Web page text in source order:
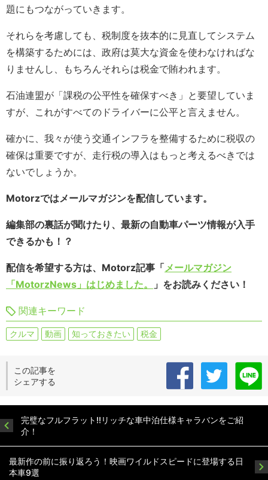
題にもつながっていきます。
それらを考慮しても、税制度を抜本的に見直してシステム
を構築するためには、政府は莫大な資金を使わなければな
りませんし、もちろんそれらは税金で賄われます。
石油連盟が「課税の公平性を確保すべき」と要望していま
すが、これがすべてのドライバーに公平と言えません。
確かに、我々が使う交通インフラを整備するために税収の
確保は重要ですが、走行税の導入はもっと考えるべきでは
ないでしょうか。
Motorzではメールマガジンを配信しています。
編集部の裏話が聞けたり、最新の自動車パーツ情報が入手
できるかも！？
配信を希望する方は、Motorz記事「メールマガジン
「MotorzNews」はじめました。
」をお読みください！
関連キーワード
クルマ 動画 知っておきたい 税金
この記事を
シェアする
完璧なフルフラット!!リッチな車中泊仕様キャラバンをご紹
介！
最新作の前に振り返ろう！映画ワイルドスピードに登場する日
本車9選